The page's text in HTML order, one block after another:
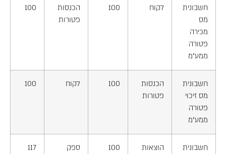
חשבונית
מס
מכירה
פטורה
ממע"מ
לקוח 100
הכנסות
פטורות
100
חשבונית
מס זיכוי
פטורה
ממע"מ
הכנסות
פטורות
100 לקוח 100
חשבונית
הוצאות
100
ספק 117